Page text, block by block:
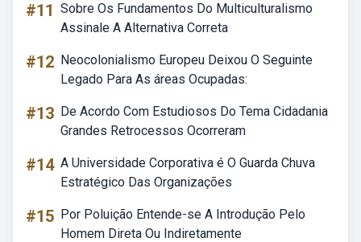
#11 Sobre Os Fundamentos Do Multiculturalismo
Assinale A Alternativa Correta
#12 Neocolonialismo Europeu Deixou O Seguinte
Legado Para As áreas Ocupadas:
#13 De Acordo Com Estudiosos Do Tema Cidadania
Grandes Retrocessos Ocorreram
#14 A Universidade Corporativa é O Guarda Chuva
Estratégico Das Organizações
#15 Por Poluição Entende-se A Introdução Pelo
Homem Direta Ou Indiretamente